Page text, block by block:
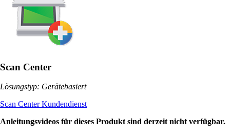
Scan Center
Lösungstyp: Gerätebasiert
Scan Center Kundendienst
Anleitungsvideos für dieses Produkt sind derzeit nicht verfügbar.